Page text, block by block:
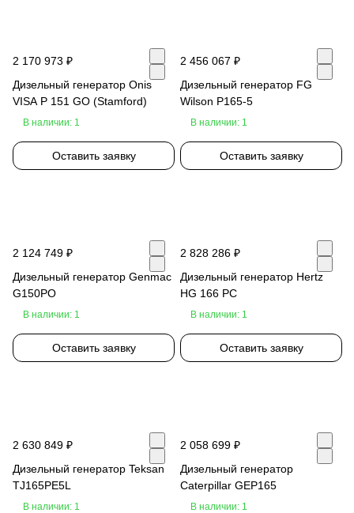
2 170 973 ₽
Дизельный генератор Onis
VISA P 151 GO (Stamford)
В наличии: 1
Оставить заявку
2 456 067 ₽
Дизельный генератор FG
Wilson P165-5
В наличии: 1
Оставить заявку
2 124 749 ₽
Дизельный генератор Genmac
G150PO
В наличии: 1
Оставить заявку
2 828 286 ₽
Дизельный генератор Hertz
HG 166 PC
В наличии: 1
Оставить заявку
2 630 849 ₽
Дизельный генератор Teksan
TJ165PE5L
В наличии: 1
2 058 699 ₽
Дизельный генератор
Caterpillar GEP165
В наличии: 1